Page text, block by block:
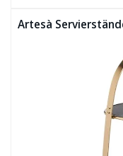
Artesà